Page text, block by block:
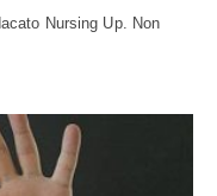
Nursing Up. Non